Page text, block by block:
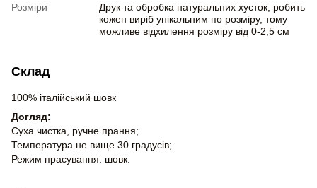
Розміри
Друк та обробка натуральних хусток, робить
кожен виріб унікальним по розміру, тому
можливе відхилення розміру від 0-2,5 см
Склад
100% італійський шовк
Догляд:
Суха чистка, ручне прання;
Температура не вище 30 градусів;
Режим прасування: шовк.